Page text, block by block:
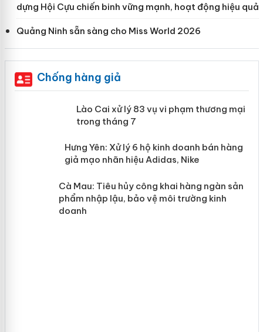
dựng Hội Cựu chiến binh vững mạnh, hoạt động hiệu quả
Quảng Ninh sẵn sàng cho Miss World 2026
Chống hàng giả
Lào Cai xử lý 83 vụ vi phạm thương
mại trong tháng 7
Hưng Yên: Xử lý 6 hộ kinh doanh bán
hàng giả mạo nhãn hiệu Adidas, Nike